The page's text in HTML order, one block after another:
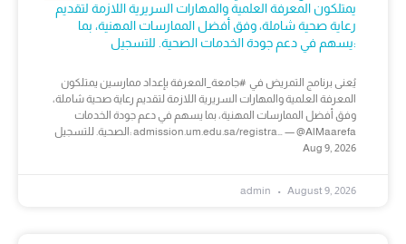
يمتلكون المعرفة العلمية والمهارات السريرية اللازمة لتقديم
رعاية صحية شاملة، وفق أفضل الممارسات المهنية، بما
يسهم في دعم جودة الخدمات الصحية. للتسجيل:
يُعنى برنامج التمريض في #جامعة_المعرفة بإعداد ممارسين يمتلكون
المعرفة العلمية والمهارات السريرية اللازمة لتقديم رعاية صحية شاملة،
وفق أفضل الممارسات المهنية، بما يسهم في دعم جودة الخدمات
الصحية. للتسجيل: admission.um.edu.sa/registra… — @AlMaarefa
Aug 9, 2026
admin August 9, 2026